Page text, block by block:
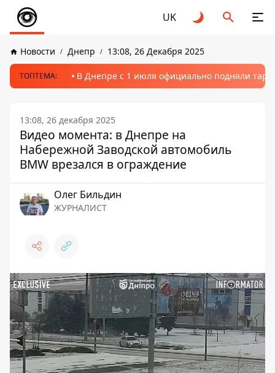
UK
Новости Днепр 13:08, 26 Декабря 2025
ТОПТЕМА: В Днепре с 1 июля официально подняли
13:08, 26 декабря 2025
Видео момента: в Днепре на
Набережной Заводской автомобиль
BMW врезался в ограждение
Олег Бильдин
ЖУРНАЛИСТ